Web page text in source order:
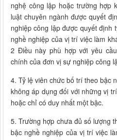
nghệ công lập hoặc trường hợp
luật chuyên ngành được quyết
nghiệp công lập được quyết định
nghề nghiệp của vị trí việc làm
2 Điều này phù hợp với yêu
chính của đơn vị sự nghiệp công
4. Tỷ lệ viên chức bố trí theo bậc
không áp dụng đối với những vị
hoặc chỉ có duy nhất một bậc.
5. Trường hợp chưa đủ số lượng
bậc nghề nghiệp của vị trí việc